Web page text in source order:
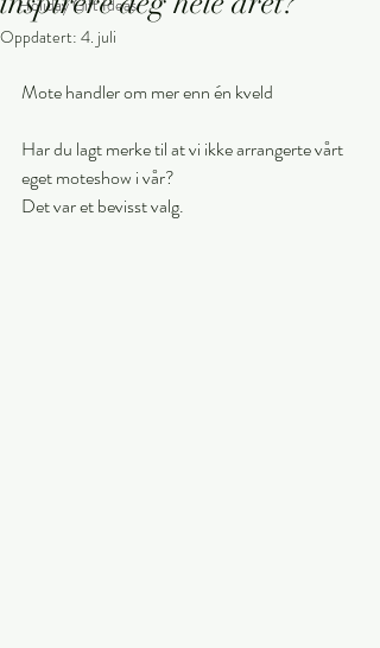
Holiday Gift Ideas
Oppdatert: 4. juli
Mote handler om mer enn én kveld
Har du lagt merke til at vi ikke arrangerte vårt
eget moteshow i vår?
Det var et bevisst valg.